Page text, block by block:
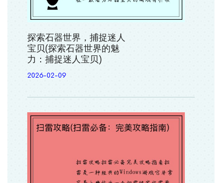
探索石器世界，捕捉迷人
宝贝(探索石器世界的魅
力：捕捉迷人宝贝)
2026-02-09